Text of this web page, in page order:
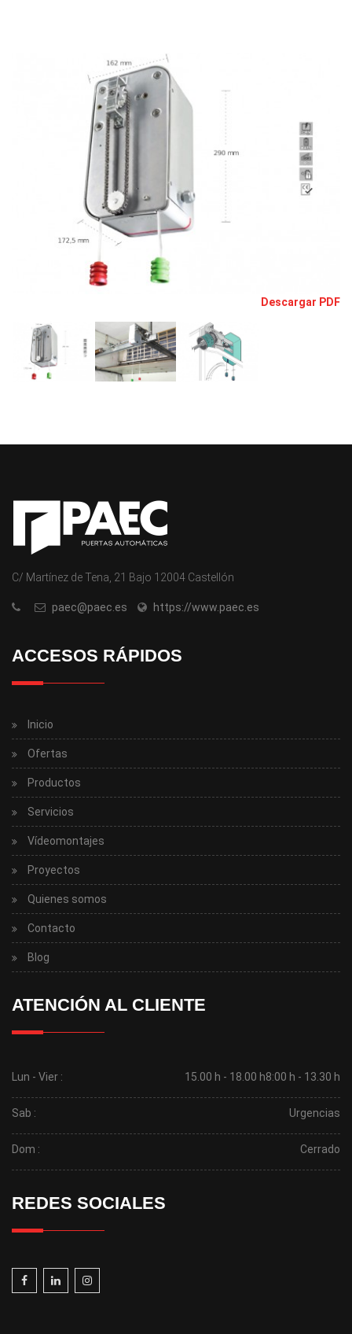
Descargar PDF
C/ Martínez de Tena, 21 Bajo 12004 Castellón
paec@paec.es https://www.paec.es
ACCESOS RÁPIDOS
Inicio
Ofertas
Productos
Servicios
Vídeomontajes
Proyectos
Quienes somos
Contacto
Blog
ATENCIÓN AL CLIENTE
Lun - Vier : 8:00 h - 13.30 h
15.00 h - 18.00 h
Sab : Urgencias
Dom : Cerrado
REDES SOCIALES